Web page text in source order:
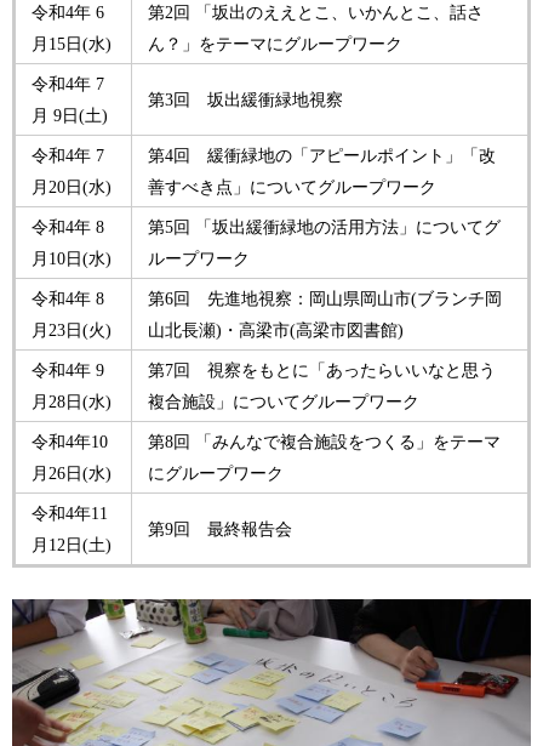
令和4年 6
月15日(水)
第2回 「坂出のええとこ、いかんとこ、話さ
ん？」をテーマにグループワーク
令和4年 7
月 9日(土)
第3回 坂出緩衝緑地視察
令和4年 7
月20日(水)
第4回 緩衝緑地の「アピールポイント」「改
善すべき点」についてグループワーク
令和4年 8
月10日(水)
第5回 「坂出緩衝緑地の活用方法」についてグ
ループワーク
令和4年 8
月23日(火)
第6回 先進地視察：岡山県岡山市(ブランチ岡
山北長瀬)・高梁市(高梁市図書館)
令和4年 9
月28日(水)
第7回 視察をもとに「あったらいいなと思う
複合施設」についてグループワーク
令和4年10
月26日(水)
第8回 「みんなで複合施設をつくる」をテーマ
にグループワーク
令和4年11
月12日(土)
第9回 最終報告会